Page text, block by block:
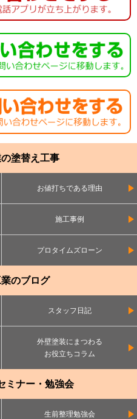
塗替え工事
お値打ちである理由
施工事例
プロタイムズローン
のブログ
スタッフ日記
外壁塗装にまつわる
お役立ちコラム
ミナー・勉強会
生前整理勉強会